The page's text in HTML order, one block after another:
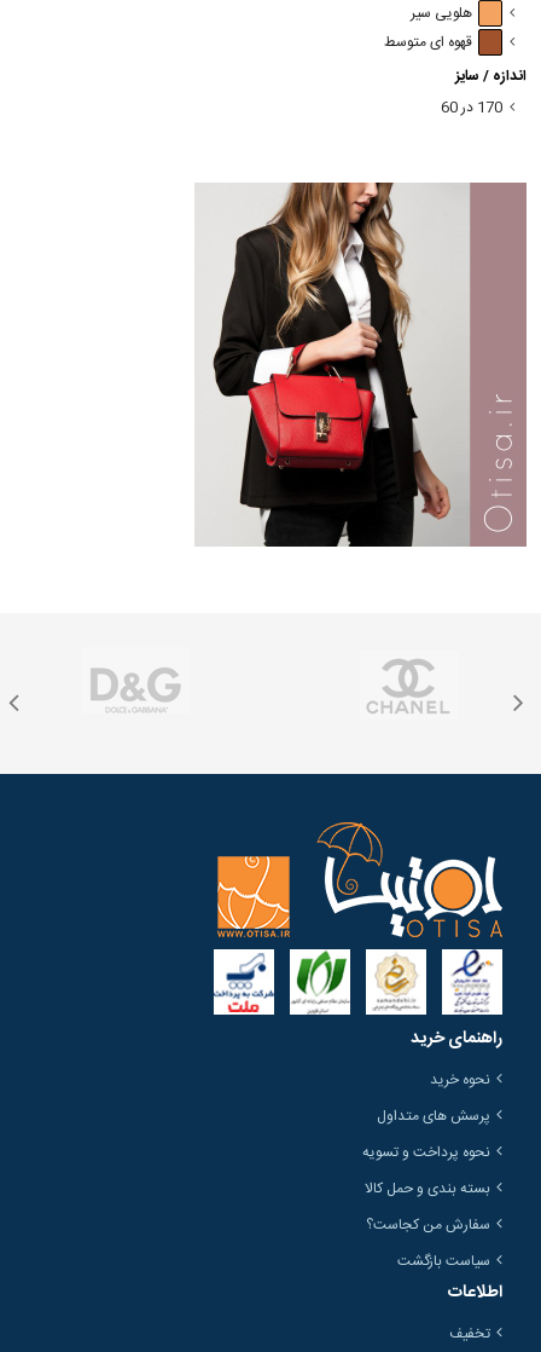
هلویی سیر
قهوه ای متوسط
اندازه / سایز
170 در 60
راهنمای خرید
نحوه خرید
پرسش های متداول
نحوه پرداخت و تسویه
بسته بندی و حمل کالا
سفارش من کجاست؟
سیاست بازگشت
اطلاعات
تخفیف